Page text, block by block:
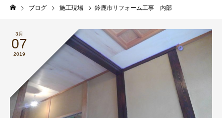
ブログ 施工現場 鈴鹿市リフォーム工事 内部
3月
07
2019